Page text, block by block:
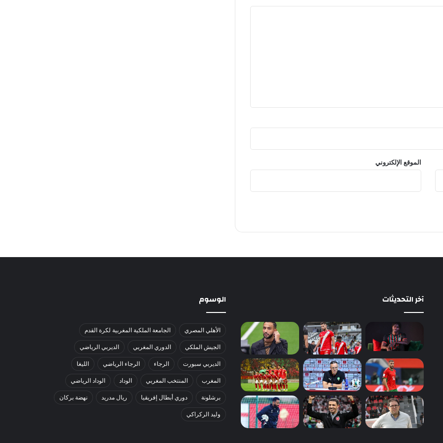
الموقع الإلكتروني
آخر التحديثات الوسوم
الأهلي المصري الجامعة الملكية المغربية لكرة القدم
الجيش الملكي الدوري المغربي الديربي الرياضي
الديربي سبورت الرجاء الرجاء الرياضي الليغا
المغرب المنتخب المغربي الوداد الوداد الرياضي
برشلونة دوري أبطال إفريقيا ريال مدريد نهضة بركان
وليد الركراكي